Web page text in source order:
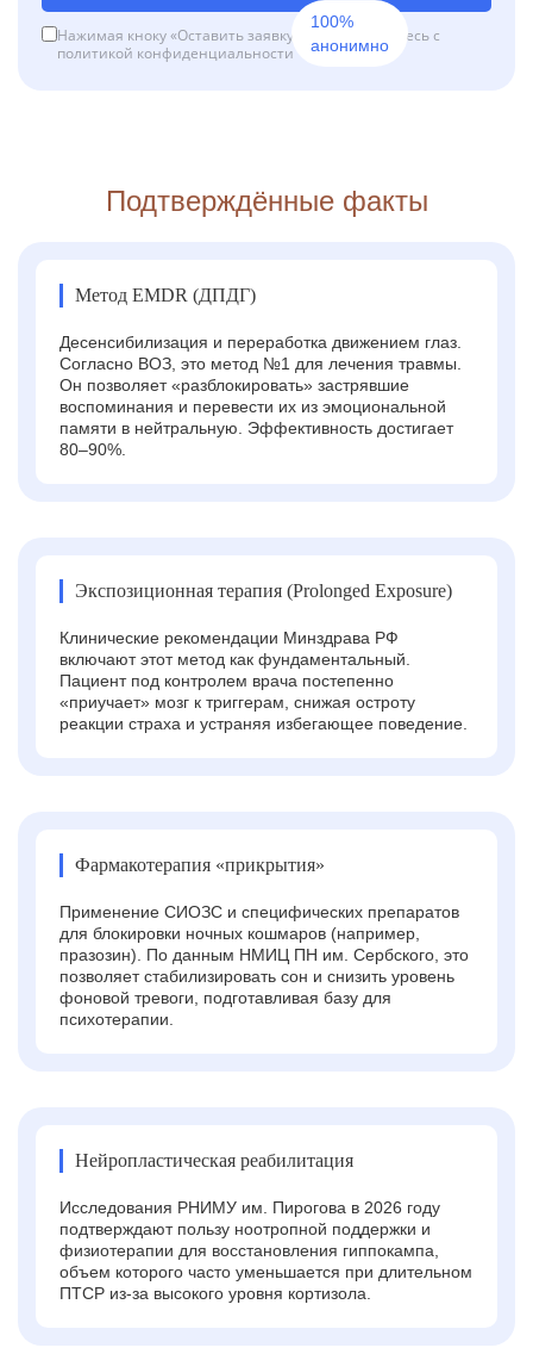
Нажимая кноку «Оставить заявку», вы соглашаетесь с
политикой конфиденциальности
100%
анонимно
Подтверждённые факты
Метод EMDR (ДПДГ)
Десенсибилизация и переработка движением глаз.
Согласно ВОЗ, это метод №1 для лечения травмы.
Он позволяет «разблокировать» застрявшие
воспоминания и перевести их из эмоциональной
памяти в нейтральную. Эффективность достигает
80–90%.
Экспозиционная терапия (Prolonged Exposure)
Клинические рекомендации Минздрава РФ
включают этот метод как фундаментальный.
Пациент под контролем врача постепенно
«приучает» мозг к триггерам, снижая остроту
реакции страха и устраняя избегающее поведение.
Фармакотерапия «прикрытия»
Применение СИОЗС и специфических препаратов
для блокировки ночных кошмаров (например,
празозин). По данным НМИЦ ПН им. Сербского, это
позволяет стабилизировать сон и снизить уровень
фоновой тревоги, подготавливая базу для
психотерапии.
Нейропластическая реабилитация
Исследования РНИМУ им. Пирогова в 2026 году
подтверждают пользу ноотропной поддержки и
физиотерапии для восстановления гиппокампа,
объем которого часто уменьшается при длительном
ПТСР из-за высокого уровня кортизола.